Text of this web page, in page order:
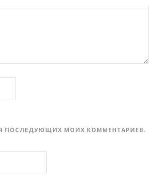
ПОСЛЕДУЮЩИХ МОИХ КОММЕНТАРИЕВ.